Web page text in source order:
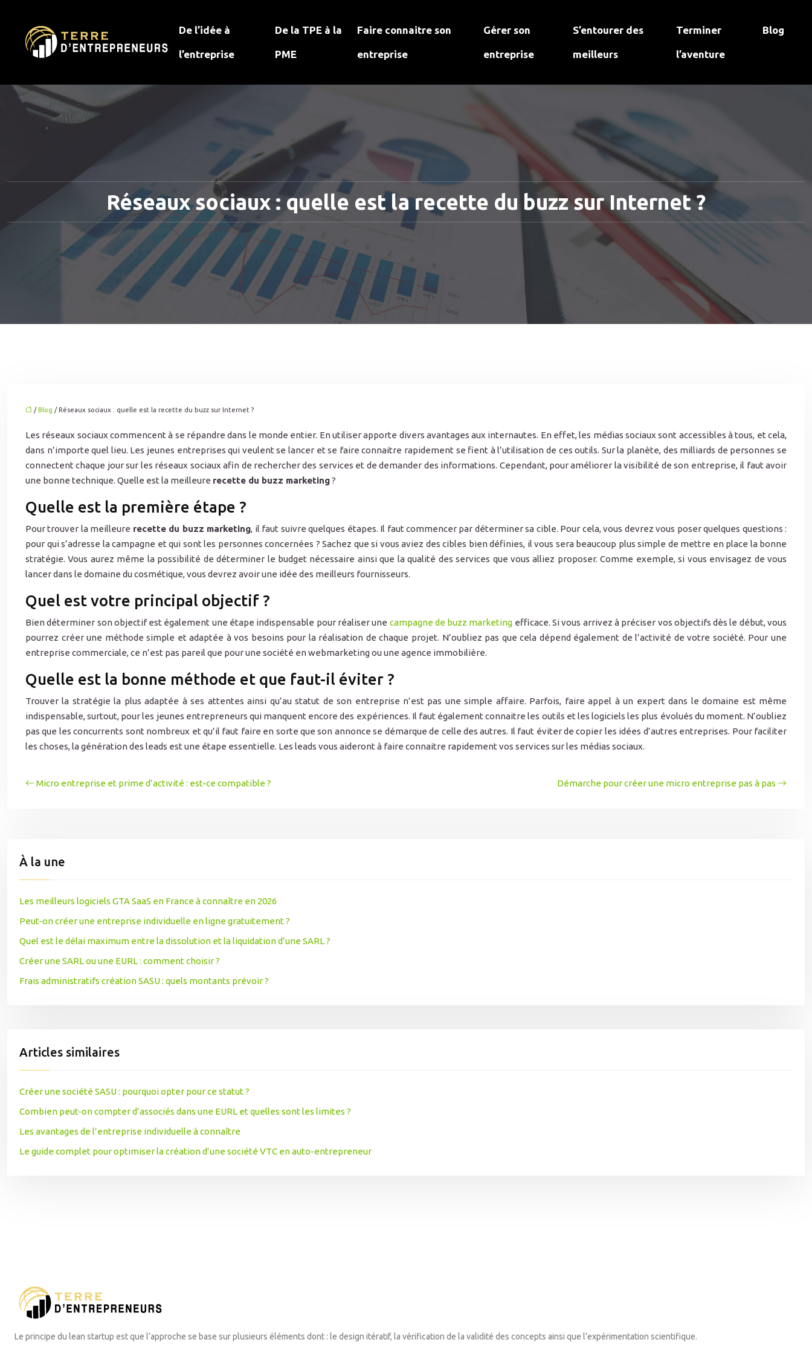
De l’idée à
l’entreprise
De la TPE à la
PME
Faire connaitre son
entreprise
Gérer son
entreprise
S’entourer des
meilleurs
Terminer
l’aventure
Blog
Réseaux sociaux : quelle est la recette du buzz sur Internet ?
/Blog / Réseaux sociaux : quelle est la recette du buzz sur Internet ?
Les réseaux sociaux commencent à se répandre dans le monde entier. En utiliser apporte divers avantages aux internautes. En effet, les médias sociaux sont accessibles à tous, et cela,
dans n’importe quel lieu. Les jeunes entreprises qui veulent se lancer et se faire connaitre rapidement se fient à l’utilisation de ces outils. Sur la planète, des milliards de personnes se
connectent chaque jour sur les réseaux sociaux afin de rechercher des services et de demander des informations. Cependant, pour améliorer la visibilité de son entreprise, il faut avoir
une bonne technique. Quelle est la meilleure recette du buzz marketing?
Quelle est la première étape ?
Pour trouver la meilleure recette du buzz marketing, il faut suivre quelques étapes. Il faut commencer par déterminer sa cible. Pour cela, vous devrez vous poser quelques questions :
pour qui s’adresse la campagne et qui sont les personnes concernées ? Sachez que si vous aviez des cibles bien définies, il vous sera beaucoup plus simple de mettre en place la bonne
stratégie. Vous aurez même la possibilité de déterminer le budget nécessaire ainsi que la qualité des services que vous alliez proposer. Comme exemple, si vous envisagez de vous
lancer dans le domaine du cosmétique, vous devrez avoir une idée des meilleurs fournisseurs.
Quel est votre principal objectif ?
Bien déterminer son objectif est également une étape indispensable pour réaliser une campagne de buzz marketing efficace. Si vous arrivez à préciser vos objectifs dès le début, vous
pourrez créer une méthode simple et adaptée à vos besoins pour la réalisation de chaque projet. N’oubliez pas que cela dépend également de l’activité de votre société. Pour une
entreprise commerciale, ce n’est pas pareil que pour une société en webmarketing ou une agence immobilière.
Quelle est la bonne méthode et que faut-il éviter ?
Trouver la stratégie la plus adaptée à ses attentes ainsi qu’au statut de son entreprise n’est pas une simple affaire. Parfois, faire appel à un expert dans le domaine est même
indispensable, surtout, pour les jeunes entrepreneurs qui manquent encore des expériences. Il faut également connaitre les outils et les logiciels les plus évolués du moment. N’oubliez
pas que les concurrents sont nombreux et qu’il faut faire en sorte que son annonce se démarque de celle des autres. Il faut éviter de copier les idées d’autres entreprises. Pour faciliter
les choses, la génération des leads est une étape essentielle. Les leads vous aideront à faire connaitre rapidement vos services sur les médias sociaux.
Micro entreprise et prime d’activité : est-ce compatible ? Démarche pour créer une micro entreprise pas à pas
À la une
Les meilleurs logiciels GTA SaaS en France à connaître en 2026
Peut-on créer une entreprise individuelle en ligne gratuitement ?
Quel est le délai maximum entre la dissolution et la liquidation d’une SARL ?
Créer une SARL ou une EURL : comment choisir ?
Frais administratifs création SASU : quels montants prévoir ?
Articles similaires
Créer une société SASU : pourquoi opter pour ce statut ?
Combien peut-on compter d’associés dans une EURL et quelles sont les limites ?
Les avantages de l’entreprise individuelle à connaître
Le guide complet pour optimiser la création d’une société VTC en auto-entrepreneur
Le principe du lean startup est que l’approche se base sur plusieurs éléments dont : le design itératif, la vérification de la validité des concepts ainsi que l’expérimentation scientifique.